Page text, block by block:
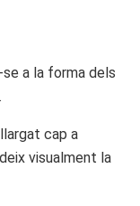
a la forma dels
cap a
visualment la